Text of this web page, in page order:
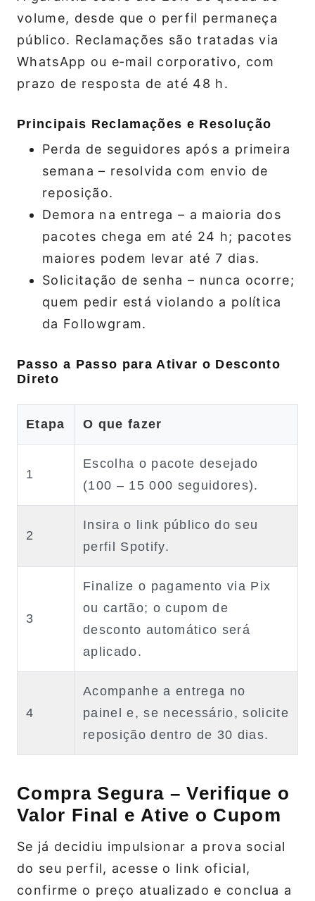
volume, desde que o perfil permaneça
público. Reclamações são tratadas via
WhatsApp ou e‑mail corporativo, com
prazo de resposta de até 48 h.
Principais Reclamações e Resolução
Perda de seguidores após a primeira
semana – resolvida com envio de
reposição.
Demora na entrega – a maioria dos
pacotes chega em até 24 h; pacotes
maiores podem levar até 7 dias.
Solicitação de senha – nunca ocorre;
quem pedir está violando a política
da Followgram.
Passo a Passo para Ativar o Desconto
Direto
Etapa O que fazer
1
Escolha o pacote desejado
(100 – 15 000 seguidores).
2
Insira o link público do seu
perfil Spotify.
3
Finalize o pagamento via Pix
ou cartão; o cupom de
desconto automático será
aplicado.
4
Acompanhe a entrega no
painel e, se necessário, solicite
reposição dentro de 30 dias.
Compra Segura – Verifique o
Valor Final e Ative o Cupom
Se já decidiu impulsionar a prova social
do seu perfil, acesse o link oficial,
confirme o preço atualizado e conclua a